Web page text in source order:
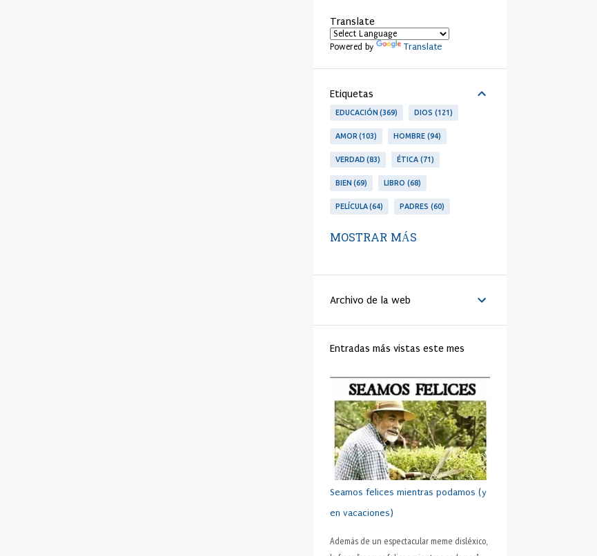
Translate
Powered by Translate
Etiquetas
EDUCACIÓN 369 DIOS 121
AMOR 103 HOMBRE 94
VERDAD 83 ÉTICA 71
BIEN 69 LIBRO 68
PELÍCULA 64 PADRES 60
PERSONA
BENEDICTO XVI 44
MATRIMONIO 44
RELIGIÓN 41 FAMILIA 40
TRABAJO 40 JÓVENES 39
IGLESIA 37 MORAL 37
SHAKESPEARE 35 DINERO 35
CRISTIANISMO 34 HUMANO 34
PRUDENCIA 34 METÁFORA 33
32 ADOLESCENTE 31
HOMBRES 31
MOSTRAR MÁS
Archivo de la web
Entradas más vistas este mes
Seamos felices mientras podamos (y
en vacaciones)
Además de un espectacular meme disléxico,